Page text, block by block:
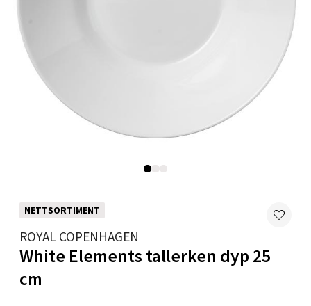
NETTSORTIMENT
ROYAL COPENHAGEN
White Elements tallerken dyp 25
cm
Velg
Mo i Rana - Thon Senter Mo i Rana
Åpent i dag 09-19
0 i butikk